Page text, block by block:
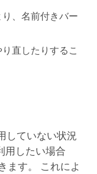
、名前付きバー
直したりするこ
していない状況
用したい場合
ます。 これによ